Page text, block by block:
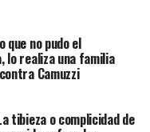
que no pudo el
lo realiza una familia
Camuzzi
tibieza o complicidad de